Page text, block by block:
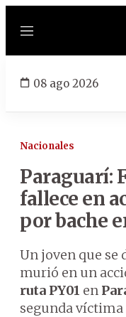
Menú
08 ago 2026
Nacionales
Paraguarí:
fallece en
por bache
Un joven que se
murió en un
ruta PY01 en
segunda víctima